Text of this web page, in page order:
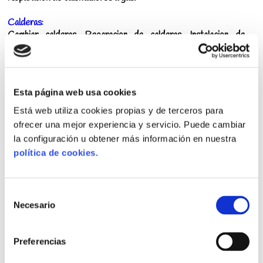
Esta página web usa cookies
Está web utiliza cookies propias y de terceros para
ofrecer una mejor experiencia y servicio. Puede cambiar
la configuración u obtener más información en nuestra
política de cookies.
Necesario
Preferencias
Calderas:
Cambiar calderas, Reparacion de calderas, Instalacion de
calderas.
Tuberias, Certificados de Gas emitidos por Instaladores y
Técnicos Oficiales de Gas Natural Autorizados por Industria.
Reductor de Presion de Agua:
Instalar regulador de presion de agua, Cambiar válvula
reductora de presión de agua, etc.
🔩 Fontanero Barato Media Legua
fontaneros
y nos conocemos todas sus calles.